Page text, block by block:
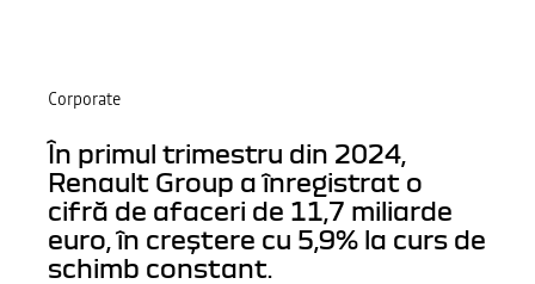
Corporate
În primul trimestru din 2024,
Renault Group a înregistrat o
cifră de afaceri de 11,7 miliarde
euro, în creștere cu 5,9% la curs de
schimb constant.